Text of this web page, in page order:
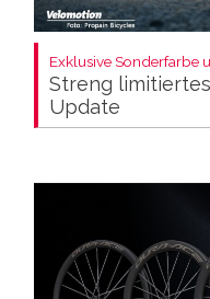
Exklusive Sonderfarbe
Streng limitiertes
Update